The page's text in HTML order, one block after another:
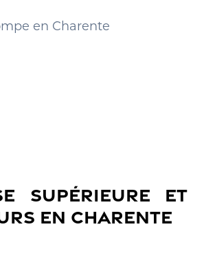
en Charente
SUPÉRIEURE ET
EN CHARENTE